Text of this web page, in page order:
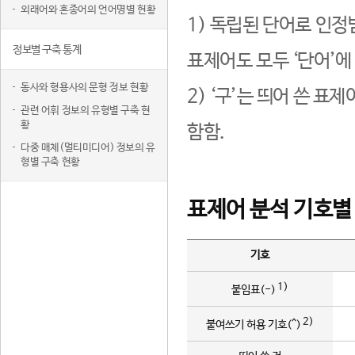
외래어와 혼종어의 언어명별 현황
정보별 구축 통계
동사와 형용사의 문형 정보 현황
관련 어휘 정보의 유형별 구축 현
황
다중 매체(멀티미디어) 정보의 유
형별 구축 현황
1) 독립된 단어로 인정
표제어도 모두 ‘단어’
2) ‘구’는 띄어 쓴 표
함함.
표제어 분석 기호
기호
붙임표(-) 1)
붙여쓰기 허용 기호(^) 2)